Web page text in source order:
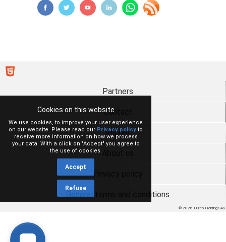
Cookies on this website
We use cookies, to improve your user experience
on our website. Please read our Privacy policy to
receive more information on how we process
your data. With a click on "Accept" you agree to
the use of cookies.
Accept
Refuse
© 2026 Eureo Holding SAS
Partners
Contact
Imprint
Privacy policy
General terms and conditions